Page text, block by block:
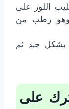
اللوز على
وهو رطب من
بشكل جيد ثم
على